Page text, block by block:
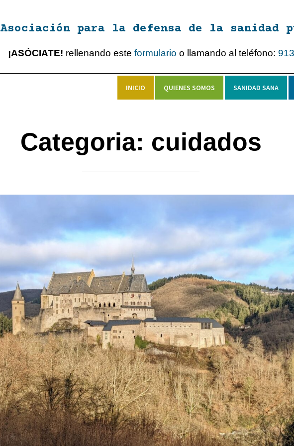
Asociación para la defensa de la sanidad
¡ASÓCIATE! rellenando esteformulario o llamando al teléfono:
INICIO QUIENES SOMOS SANIDAD SANA
Categoria: cuidados